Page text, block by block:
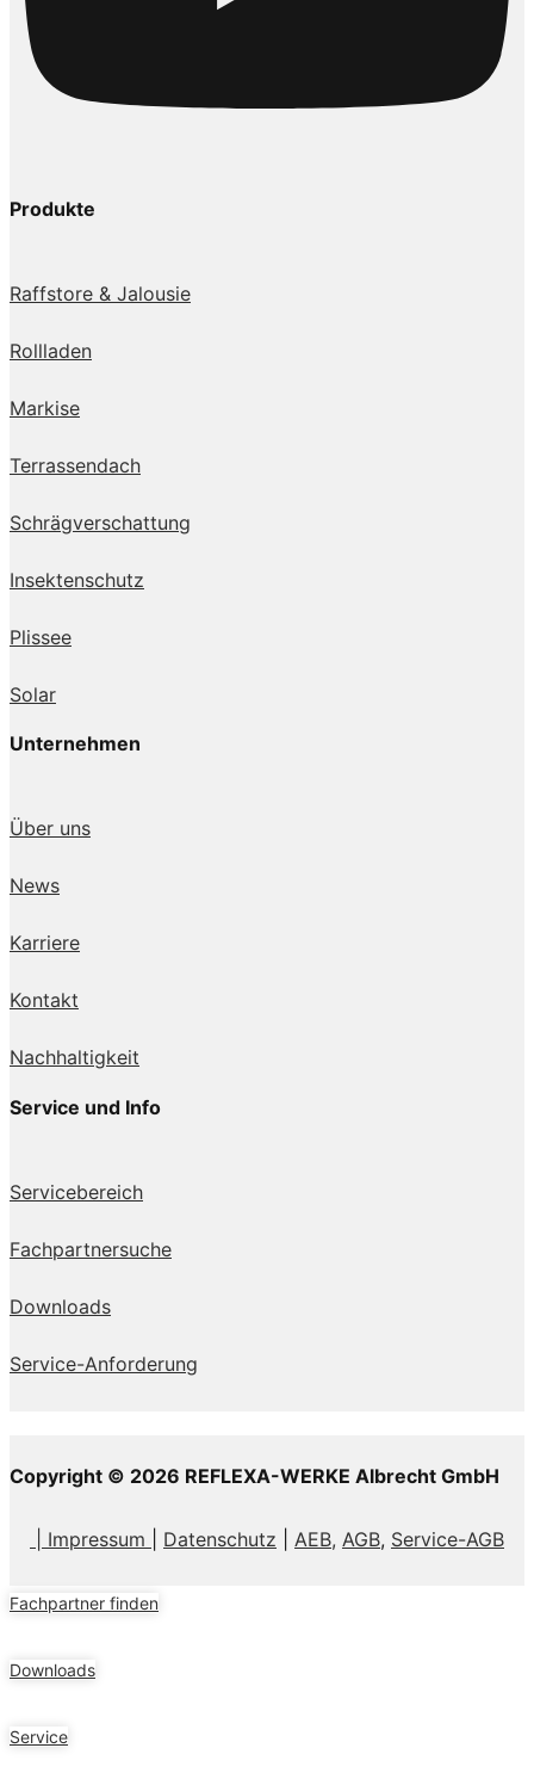
Produkte
Raffstore & Jalousie
Rollladen
Markise
Terrassendach
Schrägverschattung
Insektenschutz
Plissee
Solar
Unternehmen
Über uns
News
Karriere
Kontakt
Nachhaltigkeit
Service und Info
Servicebereich
Fachpartnersuche
Downloads
Service-Anforderung
Copyright © 2026 REFLEXA-WERKE Albrecht GmbH
| Impressum Datenschutz AEB, AGB, Service-AGB
Fachpartner finden
Downloads
Service